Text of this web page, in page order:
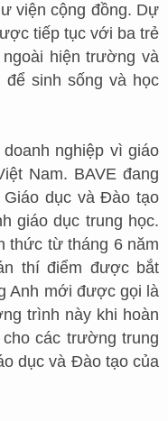
viện cộng đồng. Dự
tiếp tục với ba trẻ
hiện trường và
sinh sống và học
nghiệp vì giáo
Nam. BAVE đang
dục và Đào tạo
giáo dục trung học.
thức từ tháng 6 năm
thí điểm được bắt
Anh mới được gọi là
trình này khi hoàn
các trường trung
dục và Đào tạo của